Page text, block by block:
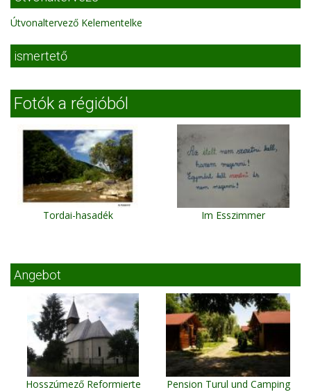
Útvonaltervező Kelementelke
ismertető
Fotók a régióból
Tordai-hasadék Im Esszimmer
Angebot
Hosszúmező Reformierte
Pension Turul und Camping